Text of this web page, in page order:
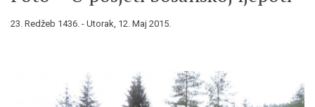
23. Redžeb 1436. - Utorak, 12. Maj 2015.